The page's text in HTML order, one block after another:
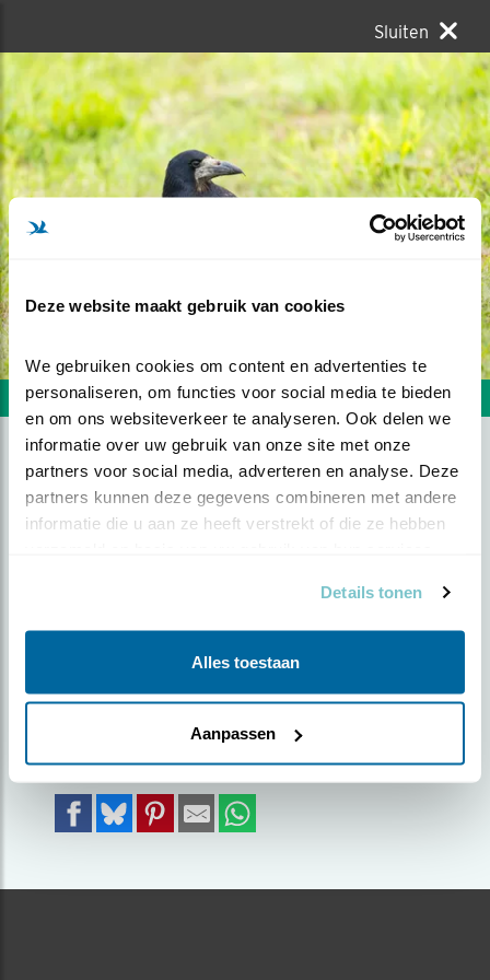
Deze website maakt gebruik van cookies
We gebruiken cookies om content en advertenties te
personaliseren, om functies voor social media te bieden
en om ons websiteverkeer te analyseren. Ook delen we
informatie over uw gebruik van onze site met onze
partners voor social media, adverteren en analyse. Deze
partners kunnen deze gegevens combineren met andere
informatie die u aan ze heeft verstrekt of die ze hebben
Details tonen
Alles toestaan
Aanpassen
Sluiten
Volgende foto Vorige foto
KIJK UIT VOOR MIJN
SNAVEL
Lekker voedsel zoeken tussen het gras
Foto genomen in: Steenwijk